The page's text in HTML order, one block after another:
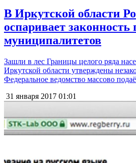
В Иркутской области
оспаривает законность
муниципалитетов
Зашли в лес Границы целого ряда
Иркутской области утверждены
Федеральное ведомство массово
31 января 2017 01:01